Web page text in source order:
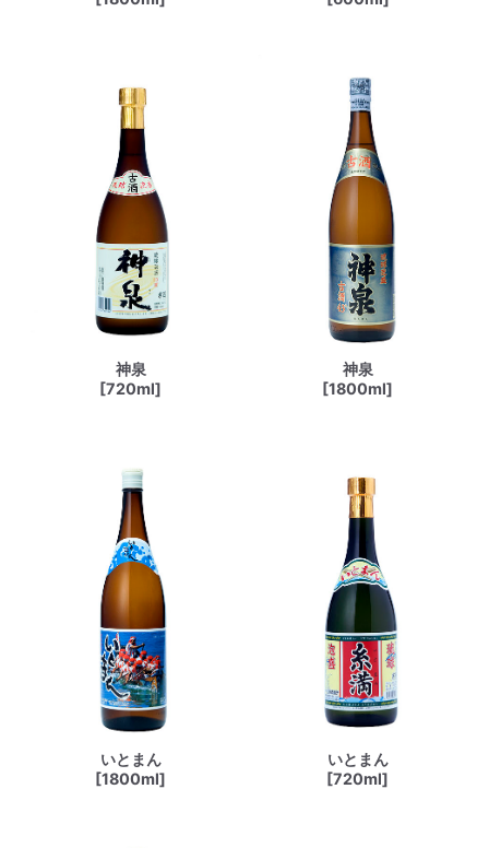
神泉
[720ml]
神泉
[1800ml]
いとまん
[1800ml]
いとまん
[720ml]